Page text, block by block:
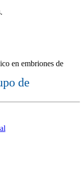
en embriones de
de